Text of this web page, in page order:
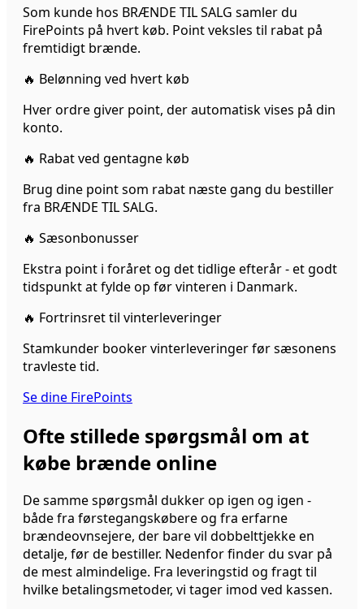
Som kunde hos BRÆNDE TIL SALG samler du
FirePoints på hvert køb. Point veksles til rabat på
fremtidigt brænde.
🔥 Belønning ved hvert køb
Hver ordre giver point, der automatisk vises på din
konto.
🔥 Rabat ved gentagne køb
Brug dine point som rabat næste gang du bestiller
fra BRÆNDE TIL SALG.
🔥 Sæsonbonusser
Ekstra point i foråret og det tidlige efterår - et godt
tidspunkt at fylde op før vinteren i Danmark.
🔥 Fortrinsret til vinterleveringer
Stamkunder booker vinterleveringer før sæsonens
travleste tid.
Se dine FirePoints
Ofte stillede spørgsmål om at
købe brænde online
De samme spørgsmål dukker op igen og igen -
både fra førstegangskøbere og fra erfarne
brændeovnsejere, der bare vil dobbelttjekke en
detalje, før de bestiller. Nedenfor finder du svar på
de mest almindelige. Fra leveringstid og fragt til
hvilke betalingsmetoder, vi tager imod ved kassen.